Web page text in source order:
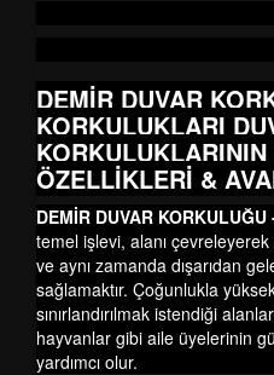
DEMİR DUVAR
KORKULUKLARI
ÖZELLİKLERİ &
DEMİR DUVAR
temel işlevi, alanı
ve aynı zamanda dışarıdan
sağlamaktır. Çoğunlukla
sınırlandırılmak istendiği
hayvanlar gibi aile üyelerinin
yardımcı olur.